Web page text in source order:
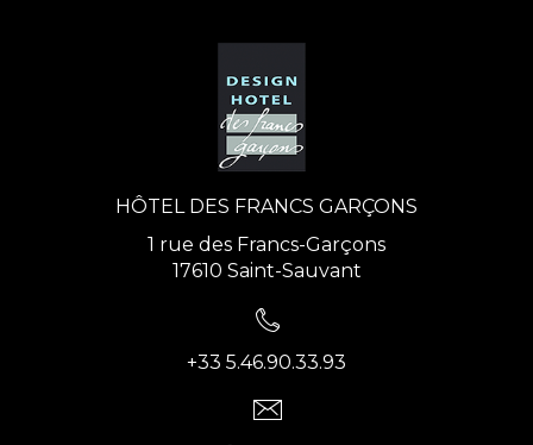
HÔTEL DES FRANCS GARÇONS
1 rue des Francs-Garçons
17610 Saint-Sauvant
+33 5.46.90.33.93